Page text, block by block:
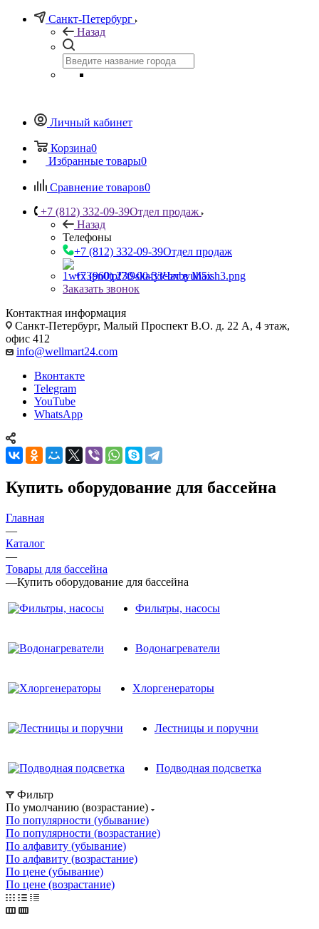
Санкт-Петербург
Назад
Личный кабинет
Корзина0
Избранные товары0
Сравнение товаров0
+7 (812) 332-09-39Отдел продаж
Назад
Телефоны
+7 (812) 332-09-39Отдел продаж
+7 (960) 230-00-33Чат в Max
Заказать звонок
Контактная информация
Санкт-Петербург, Малый Проспект В.О. д. 22 А, 4 этаж,
офис 412
info@wellmart24.com
Вконтакте
Telegram
YouTube
WhatsApp
Купить оборудование для бассейна
Главная
—
Каталог
—
Товары для бассейна
—Купить оборудование для бассейна
Фильтры, насосы
Водонагреватели
Хлоргенераторы
Лестницы и поручни
Подводная подсветка
Фильтр
По умолчанию (возрастание)
По популярности (убывание)
По популярности (возрастание)
По алфавиту (убывание)
По алфавиту (возрастание)
По цене (убывание)
По цене (возрастание)